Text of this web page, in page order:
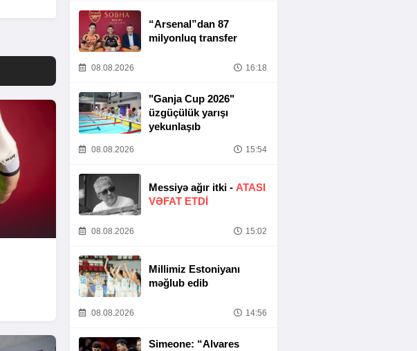
“Arsenal”dan 87
milyonluq transfer
08.08.2026 16:18
"Ganja Cup 2026"
üzgüçülük yarışı
yekunlaşıb
08.08.2026 15:54
Messiyə ağır itki - ATASI
VƏFAT ETDI
08.08.2026 15:02
Millimiz Estoniyanı
məğlub edib
08.08.2026 14:56
Simeone: “Alvares